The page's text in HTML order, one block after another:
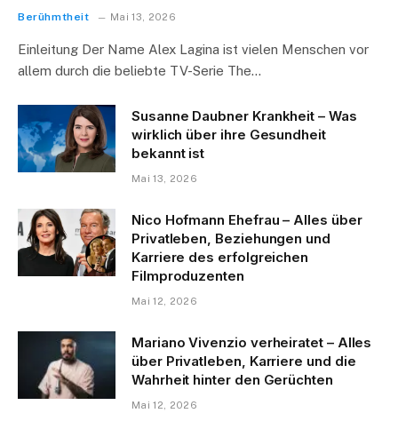
Berühmtheit Mai 13, 2026
Einleitung Der Name Alex Lagina ist vielen Menschen vor
allem durch die beliebte TV-Serie The…
Susanne Daubner Krankheit – Was
wirklich über ihre Gesundheit
bekannt ist
Mai 13, 2026
Nico Hofmann Ehefrau – Alles über
Privatleben, Beziehungen und
Karriere des erfolgreichen
Filmproduzenten
Mai 12, 2026
Mariano Vivenzio verheiratet – Alles
über Privatleben, Karriere und die
Wahrheit hinter den Gerüchten
Mai 12, 2026